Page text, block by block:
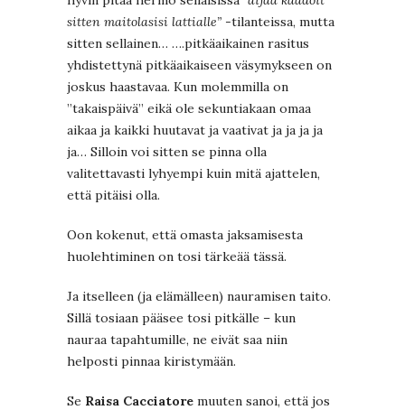
sitten maitolasisi lattialle” -tilanteissa, mutta
sitten sellainen… ….pitkäaikainen rasitus
yhdistettynä pitkäaikaiseen väsymykseen on
joskus haastavaa. Kun molemmilla on
”takaispäivä” eikä ole sekuntiakaan omaa
aikaa ja kaikki huutavat ja vaativat ja ja ja ja
ja… Silloin voi sitten se pinna olla
valitettavasti lyhyempi kuin mitä ajattelen,
että pitäisi olla.
Oon kokenut, että omasta jaksamisesta
huolehtiminen on tosi tärkeää tässä.
Ja itselleen (ja elämälleen) nauramisen taito.
Sillä tosiaan pääsee tosi pitkälle – kun
nauraa tapahtumille, ne eivät saa niin
helposti pinnaa kiristymään.
Se Raisa Cacciatore muuten sanoi, että jos